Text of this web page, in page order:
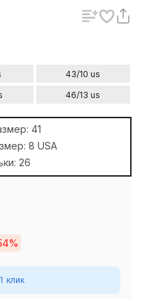
43/10 us
46/13 us
41
8 USA
26
клик